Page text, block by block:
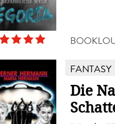
FANTASY
Die